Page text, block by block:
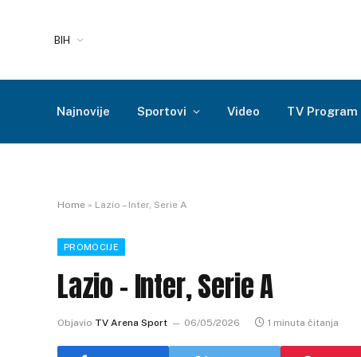
BIH
Najnovije Sportovi Video TV Program
Home » Lazio – Inter, Serie A
PROMOCIJE
Lazio – Inter, Serie A
Objavio TV Arena Sport 06/05/2026 1 minuta čitanja